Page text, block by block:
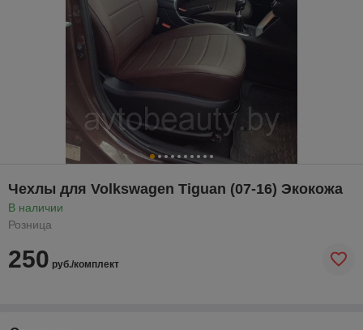
Чехлы для Volkswagen Tiguan (07-16) Экокожа
В наличии
Розница
250 руб./комплект